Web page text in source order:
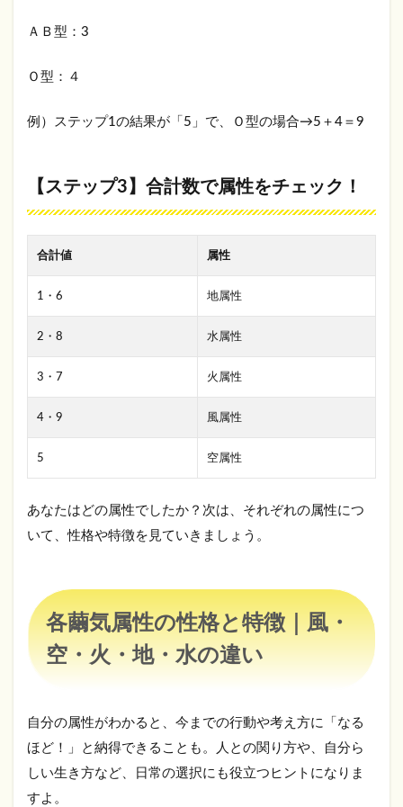
ク！
各繭
性格
風・
空・
火・
水の
違い
性
3.2
性
地属
性
4
繭気
属性
断｜
恋
愛・
人間
関係
に活
ＡＢ型：3
Ｏ型：４
例）ステップ1の結果が「5」で、Ｏ型の場合→5＋4＝9
【ステップ3】合計数で属性をチェック！
合計値 属性
1・6 地属性
2・8 水属性
3・7 火属性
4・9 風属性
5 空属性
あなたはどの属性でしたか？次は、それぞれの属性につ
いて、性格や特徴を見ていきましょう。
各繭気属性の性格と特徴｜風・
空・火・地・水の違い
自分の属性がわかると、今までの行動や考え方に「なる
ほど！」と納得できることも。人との関り方や、自分ら
しい生き方など、日常の選択にも役立つヒントになりま
すよ。